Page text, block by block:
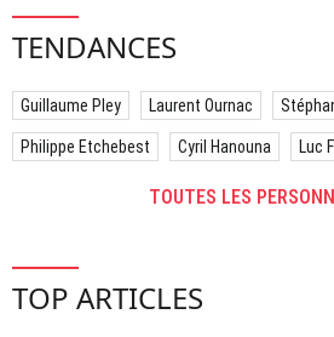
TENDANCES
Guillaume Pley Laurent Ournac
Philippe Etchebest Cyril Hanouna Luc
TOUTES LES
TOP ARTICLES